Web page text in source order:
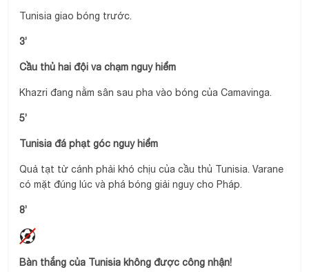
Tunisia giao bóng trước.
3’
Cầu thủ hai đội va chạm nguy hiểm
Khazri đang nằm sân sau pha vào bóng của Camavinga.
5’
Tunisia đá phạt góc nguy hiểm
Quả tạt từ cánh phải khó chịu của cầu thủ Tunisia. Varane
có mặt đúng lúc và phá bóng giải nguy cho Pháp.
8’
Bàn thắng của Tunisia không được công nhận!